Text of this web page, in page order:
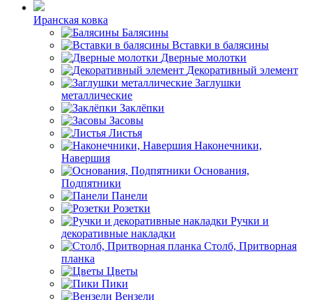
Иранская ковка
Балясины
Вставки в балясины
Дверные молотки
Декоративный элемент
Заглушки
металлические
Заклёпки
Засовы
Листья
Наконечники,
Навершия
Основания,
Подпятники
Панели
Розетки
Ручки и
декоративные накладки
Столб, Притворная
планка
Цветы
Пики
Вензели